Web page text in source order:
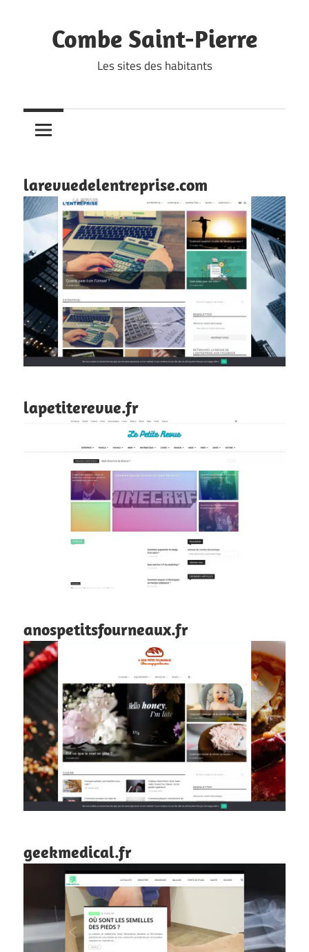
contentCombe Saint-Pierre
Les sites des habitants
larevuedelentreprise.com
lapetiterevue.fr
anospetitsfourneaux.fr
geekmedical.fr